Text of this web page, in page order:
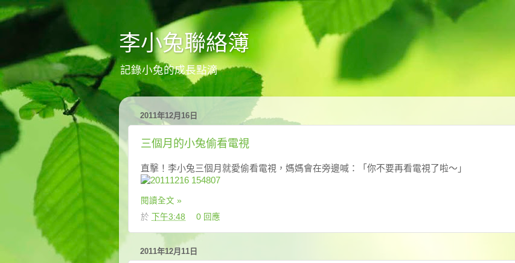
李小兔聯絡簿
記錄小兔的成長點滴
2011年12月16日
三個月的小兔偷看電視
直擊！李小兔三個月就愛偷看電視，媽媽會在旁邊喊：「你不要再看電視了啦～」
閱讀全文 »
於 下午3:48 0 回應
2011年12月11日